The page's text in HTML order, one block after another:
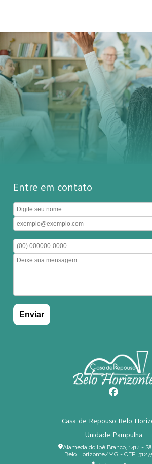
Entre em contato
Casa de Repouso Belo
Unidade Pampulha
Alameda do Ipê Branco, 1414 -
Belo Horizonte/MG - CEP: